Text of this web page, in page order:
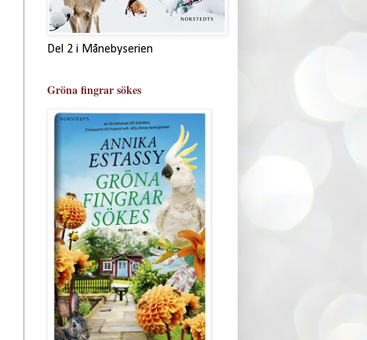
Del 2 i Månebyserien
Gröna fingrar sökes